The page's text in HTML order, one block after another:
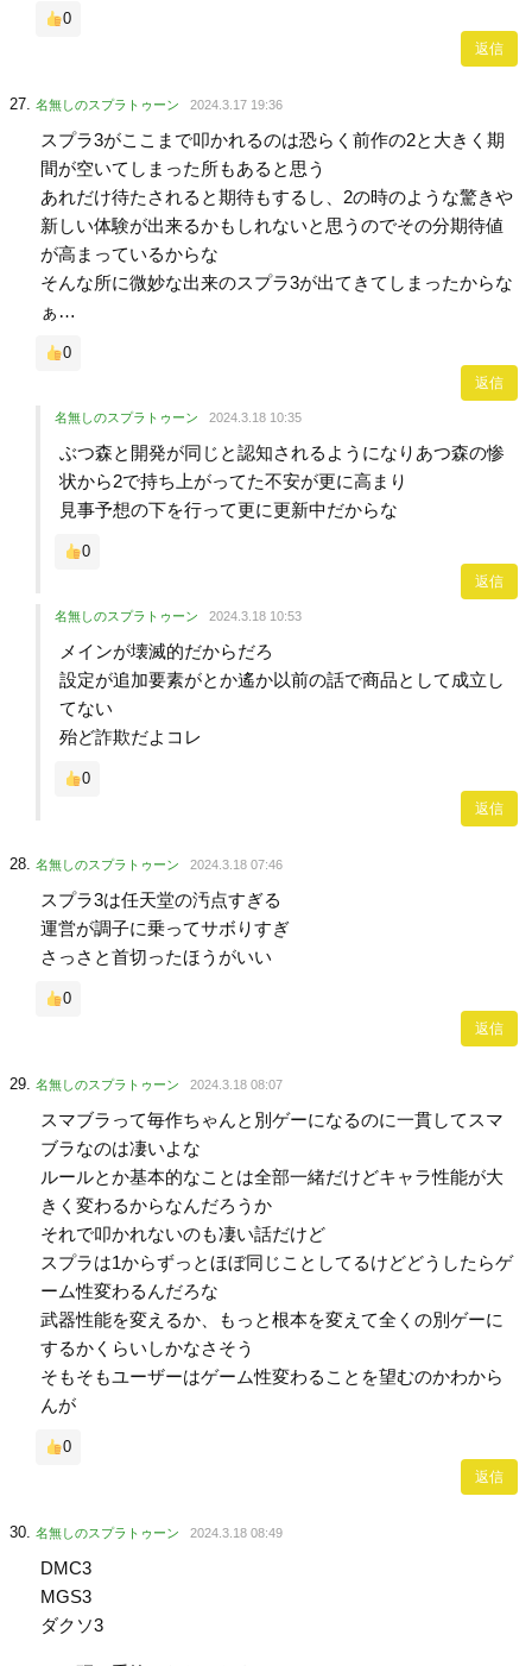
0
返信
名無しのスプラトゥーン 2024.3.17 19:36
スプラ3がここまで叩かれるのは恐らく前作の2と大きく期
間が空いてしまった所もあると思う
あれだけ待たされると期待もするし、2の時のような驚きや
新しい体験が出来るかもしれないと思うのでその分期待値
が高まっているからな
そんな所に微妙な出来のスプラ3が出てきてしまったからな
ぁ…
0
返信
名無しのスプラトゥーン 2024.3.18 10:35
ぶつ森と開発が同じと認知されるようになりあつ森の惨
状から2で持ち上がってた不安が更に高まり
見事予想の下を行って更に更新中だからな
0
返信
名無しのスプラトゥーン 2024.3.18 10:53
メインが壊滅的だからだろ
設定が追加要素がとか遙か以前の話で商品として成立し
てない
殆ど詐欺だよコレ
0
返信
名無しのスプラトゥーン 2024.3.18 07:46
スプラ3は任天堂の汚点すぎる
運営が調子に乗ってサボりすぎ
さっさと首切ったほうがいい
0
返信
名無しのスプラトゥーン 2024.3.18 08:07
スマブラって毎作ちゃんと別ゲーになるのに一貫してスマ
ブラなのは凄いよな
ルールとか基本的なことは全部一緒だけどキャラ性能が大
きく変わるからなんだろうか
それで叩かれないのも凄い話だけど
スプラは1からずっとほぼ同じことしてるけどどうしたらゲ
ーム性変わるんだろな
武器性能を変えるか、もっと根本を変えて全くの別ゲーに
するかくらいしかなさそう
そもそもユーザーはゲーム性変わることを望むのかわから
んが
0
返信
名無しのスプラトゥーン 2024.3.18 08:49
DMC3
MGS3
ダクソ3